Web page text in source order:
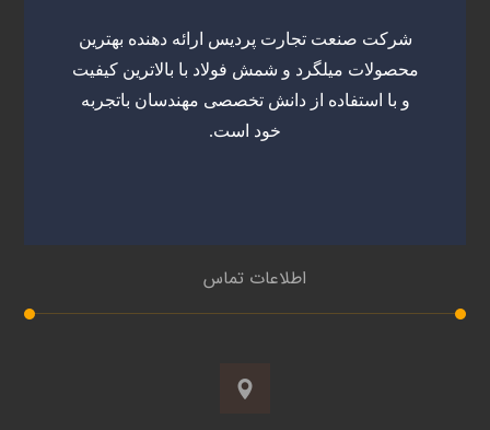
شرکت صنعت تجارت پردیس ارائه دهنده بهترین
محصولات میلگرد و شمش فولاد با بالاترین کیفیت
و با استفاده از دانش تخصصی مهندسان باتجربه
خود است.
اطلاعات تماس